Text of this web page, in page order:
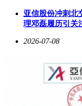
亚信股份冲刺北
理邓磊履历引关
2026-07-08